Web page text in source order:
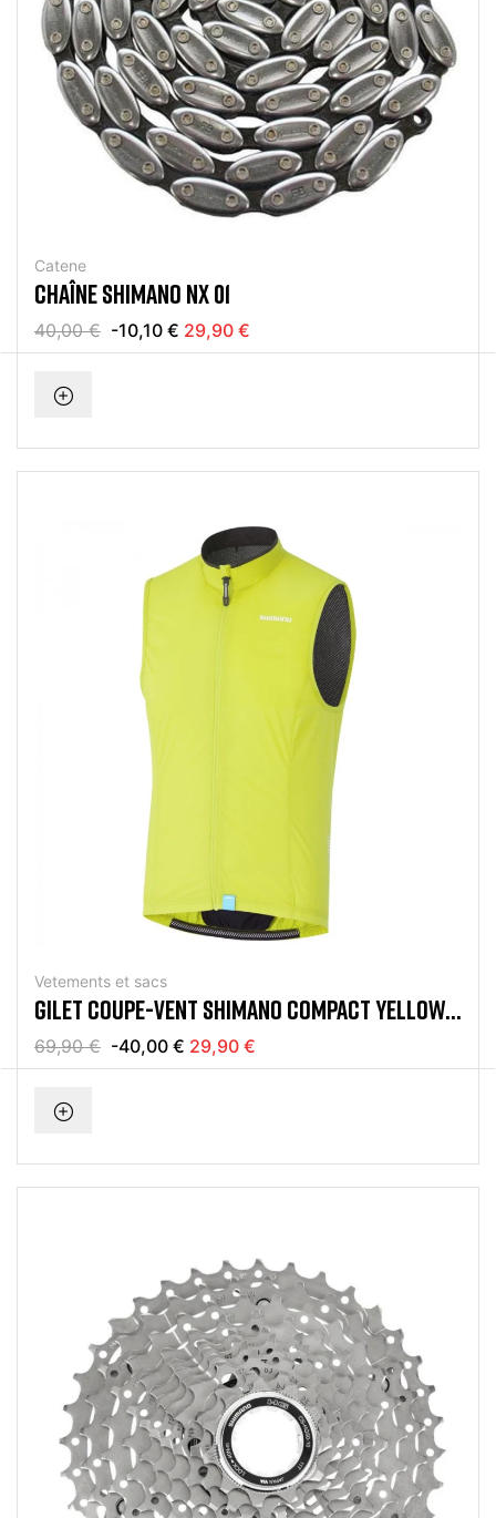
Catene
CHAÎNE SHIMANO NX 01
40,00 € -10,10 € 29,90 €
Vetements et sacs
GILET COUPE-VENT SHIMANO COMPACT YELLOW
WINDVEST
69,90 € -40,00 € 29,90 €